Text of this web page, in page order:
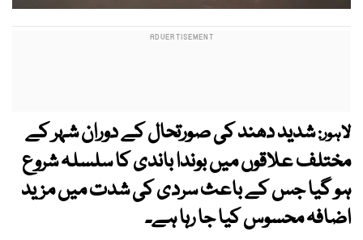
لاہور:شدید دھند کی صورتحال کے دوران شہر کے
مختلف علاقوں میں بوندا باندی کا سلسلہ شروع
ہو گیا جس کے باعث سردی کی شدت میں مزید
اضافہ محسوس کیا جا رہا ہے۔